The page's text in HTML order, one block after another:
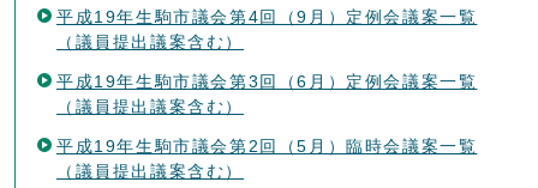
平成19年生駒市議会第4回（9月）定例会議案一覧
（議員提出議案含む）
平成19年生駒市議会第3回（6月）定例会議案一覧
（議員提出議案含む）
平成19年生駒市議会第2回（5月）臨時会議案一覧
（議員提出議案含む）